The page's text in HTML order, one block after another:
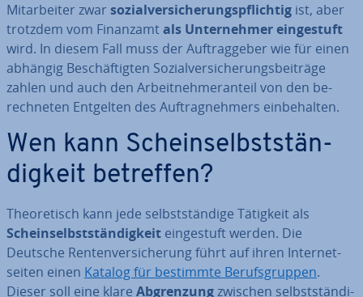
Mit­ar­bei­ter zwar so­zi­al­ver­si­che­rungs­pflich­tig ist, aber
trotzdem vom Finanzamtals Un­ter­neh­mer ein­ge­stuft
wird. In diesem Fall muss der Auf­trag­ge­ber wie für einen
abhängig Be­schäf­tig­ten So­zi­al­ver­si­che­rungs­bei­trä­ge
zahlen und auch den Ar­beit­neh­mer­an­teil von den be­
rech­ne­ten Entgelten des Auf­trag­neh­mers ein­be­hal­ten.
Wen kann Schein­selbst­stän­
dig­keit betreffen?
Theo­re­tisch kann jede selbst­stän­di­ge Tätigkeit als
Schein­selbst­stän­dig­keit ein­ge­stuft werden. Die
Deutsche Ren­ten­ver­si­che­rung führt auf ihren In­ter­net­
sei­ten einen Katalog für bestimmte Be­rufs­grup­pen.
Dieser soll eine klare Ab­gren­zungzwischen selbst­stän­di­